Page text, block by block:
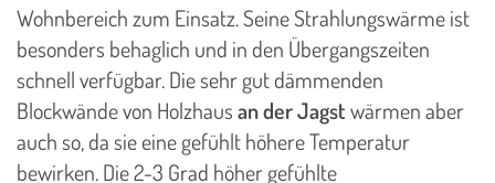
Wohnbereich zum Einsatz. Seine Strahlungswärme ist
besonders behaglich und in den Übergangszeiten
schnell verfügbar. Die sehr gut dämmenden
Blockwände von Holzhausan der Jagstwärmen aber
auch so, da sie eine gefühlt höhere Temperatur
bewirken. Die 2-3 Grad höher gefühlte